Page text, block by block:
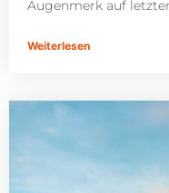
Augenmerk auf
Weiterlesen